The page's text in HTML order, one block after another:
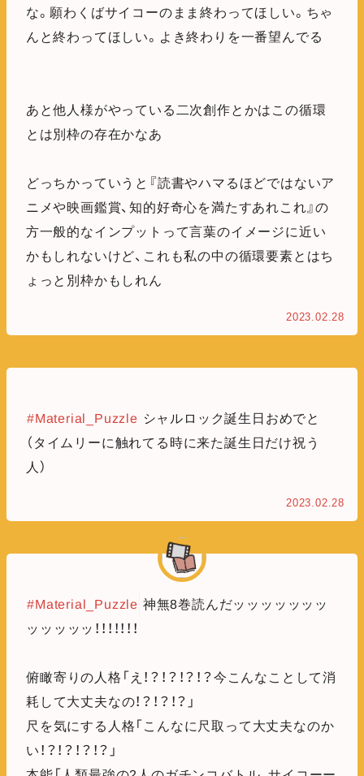
な。願わくばサイコーのまま終わってほしい。ちゃ
んと終わってほしい。よき終わりを一番望んでる
あと他人様がやっている二次創作とかはこの循環
とは別枠の存在かなあ
どっちかっていうと『読書やハマるほどではないア
ニメや映画鑑賞、知的好奇心を満たすあれこれ』の
方一般的なインプットって言葉のイメージに近い
かもしれないけど、これも私の中の循環要素とはち
ょっと別枠かもしれん
2023.02.28
#Material_Puzzle シャルロック誕生日おめでと
（タイムリーに触れてる時に来た誕生日だけ祝う
人）
2023.02.28
#Material_Puzzle 神無8巻読んだッッッッッッッ
ッッッッッ！！！！！！！
俯瞰寄りの人格「え！？！？！？！？今こんなことして消
耗して大丈夫なの！？！？！？」
尺を気にする人格「こんなに尺取って大丈夫なのか
い！？！？！？！？」